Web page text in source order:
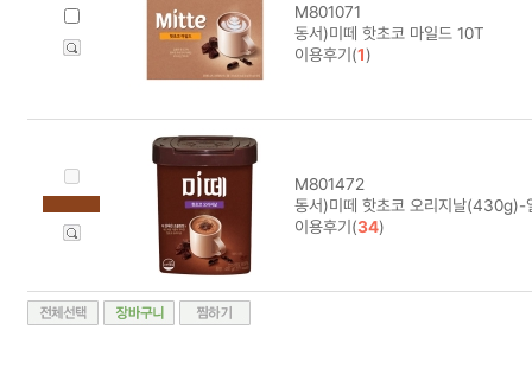
M801071
동서)미떼 핫초코 마일드 10T
이용후기(1)
M801472
동서)미떼 핫초코 오리지날(430g)-
이용후기(34)